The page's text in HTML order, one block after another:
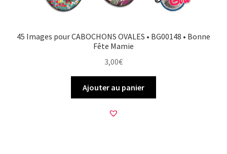
45 Images pour CABOCHONS OVALES • BG00148 • Bonne
Fête Mamie
3,00€
Ajouter au panier